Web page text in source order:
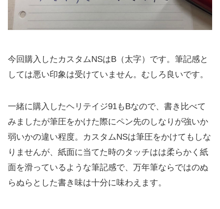
今回購入したカスタムNSはB（太字）です。筆記感と
しては悪い印象は受けていません。むしろ良いです。
一緒に購入したヘリテイジ91もBなので、書き比べて
みましたが筆圧をかけた際にペン先のしなりが強いか
弱いかの違い程度。カスタムNSは筆圧をかけてもしな
りませんが、紙面に当てた時のタッチはは柔らかく紙
面を滑っているような筆記感で、万年筆ならではのぬ
らぬらとした書き味は十分に味わえます。